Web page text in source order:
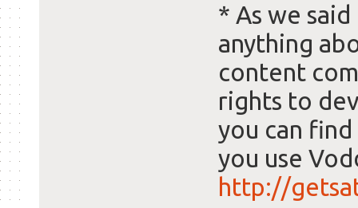
* As we
anything
content
rights to
you can
you use
http://